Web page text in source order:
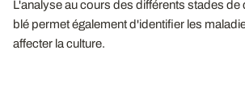
L'analyse au cours des différents stades
blé permet également d'identifier les
affecter la culture.